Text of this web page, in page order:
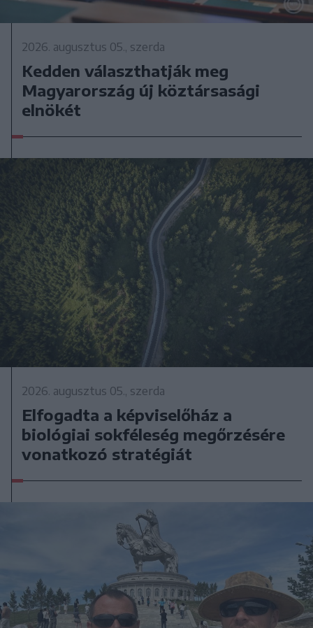
2026. augusztus 05., szerda
Kedden választhatják meg
Magyarország új köztársasági
elnökét
2026. augusztus 05., szerda
Elfogadta a képviselőház a
biológiai sokféleség megőrzésére
vonatkozó stratégiát